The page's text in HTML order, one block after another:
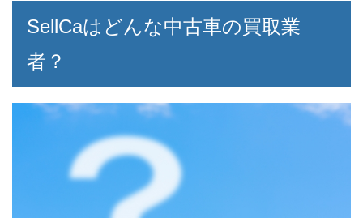
30代女性
かなり低年式の車を売却したのですが、相
このまま買取店にお願いしていたら、損を
していたところだったので良かったです。
交渉もSellCaが間に入って行なってくれた
再チャレンジしてみたいと思います。
全部が全部上手くいくとは、限らないよう
SellCaはどんな中古車の買取業
者？